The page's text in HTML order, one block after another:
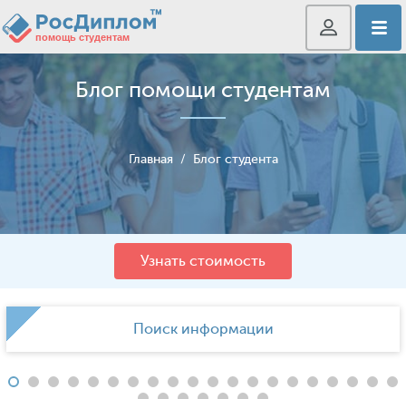
Блог помощи студентам
Главная / Блог студента
Узнать стоимость
Поиск информации